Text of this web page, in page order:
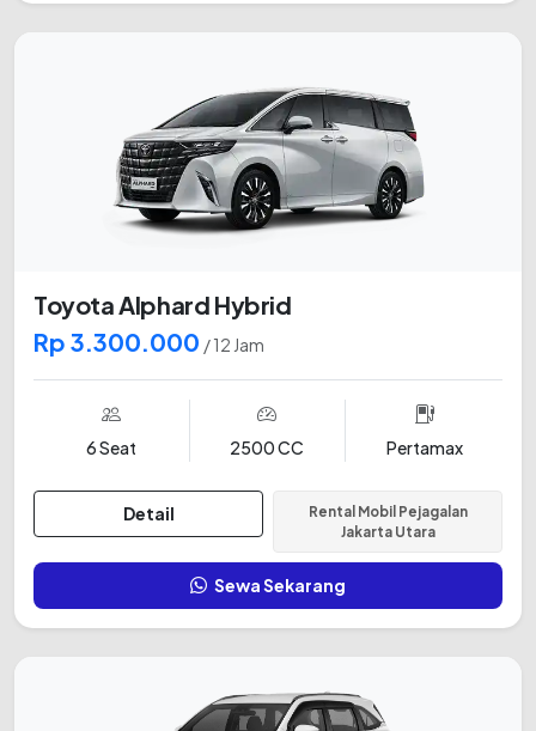
Toyota Alphard Hybrid
Rp 3.300.000 / 12 Jam
6 Seat 2500 CC Pertamax
Detail
Rental Mobil Pejagalan
Jakarta Utara
Sewa Sekarang